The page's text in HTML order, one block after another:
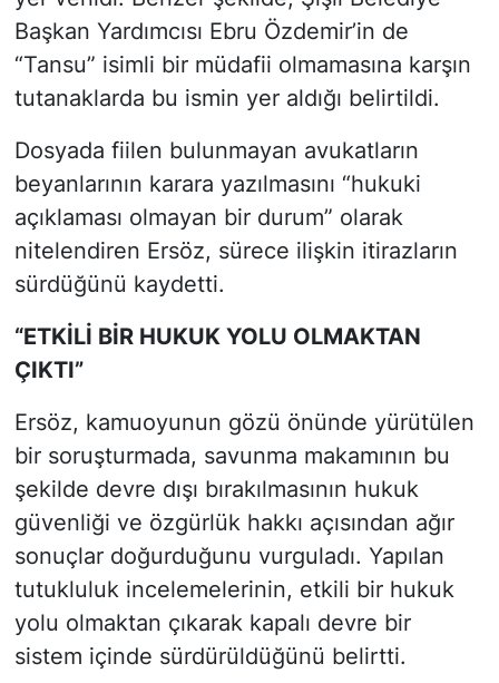
Başkan Yardımcısı Ebru Özdemir’in de
“Tansu” isimli bir müdafii olmamasına karşın
tutanaklarda bu ismin yer aldığı belirtildi.
Dosyada fiilen bulunmayan avukatların
beyanlarının karara yazılmasını “hukuki
açıklaması olmayan bir durum” olarak
nitelendiren Ersöz, sürece ilişkin itirazların
sürdüğünü kaydetti.
“ETKİLİ BİR HUKUK YOLU OLMAKTAN
ÇIKTI”
Ersöz, kamuoyunun gözü önünde yürütülen
bir soruşturmada, savunma makamının bu
şekilde devre dışı bırakılmasının hukuk
güvenliği ve özgürlük hakkı açısından ağır
sonuçlar doğurduğunu vurguladı. Yapılan
tutukluluk incelemelerinin, etkili bir hukuk
yolu olmaktan çıkarak kapalı devre bir
sistem içinde sürdürüldüğünü belirtti.